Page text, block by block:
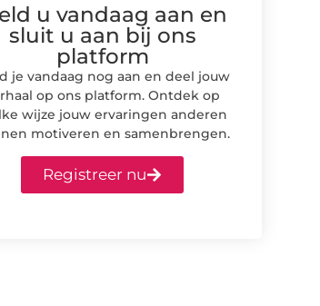
u vandaag aan en
sluit u aan bij ons
platform
je vandaag nog aan en deel jouw
op ons platform. Ontdek op
wijze jouw ervaringen anderen
motiveren en samenbrengen.
Registreer nu